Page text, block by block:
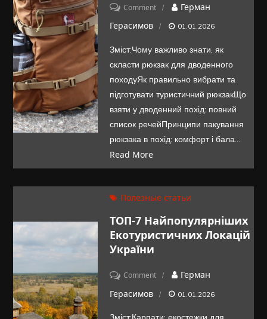
Commenton
Інструкція:
дводенного
походу
Герман
Герасимов
01.01.2026
Зміст:Чому важливо знати, як
скласти рюкзак для дводенного
походуЯк правильно вибрати та
підготувати туристичний рюкзакЩо
взяти у дводенний похід: повний
список речейПринципи пакування
рюкзака в похід: комфорт і бала…
Read More
Полезные статьи
ТОП-7 Найпопулярніших
Екотуристичних Локацій
України
Commenton
ТОП-7
Герман
Герасимов
01.01.2026